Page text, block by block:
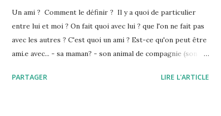
Un ami ? Comment le définir ? Il y a quoi de particulier
entre lui et moi ? On fait quoi avec lui ? que l'on ne fait pas
avec les autres ? C'est quoi un ami ? Est-ce qu'on peut être
ami.e avec... - sa maman? - son animal de compagnie (son
maîtresse/son maître d'école? - son doudou? - un robot? -
PARTAGER LIRE L'ARTICLE